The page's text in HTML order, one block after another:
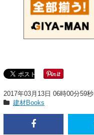
2017年03月13日 06時00分59秒
建材Books